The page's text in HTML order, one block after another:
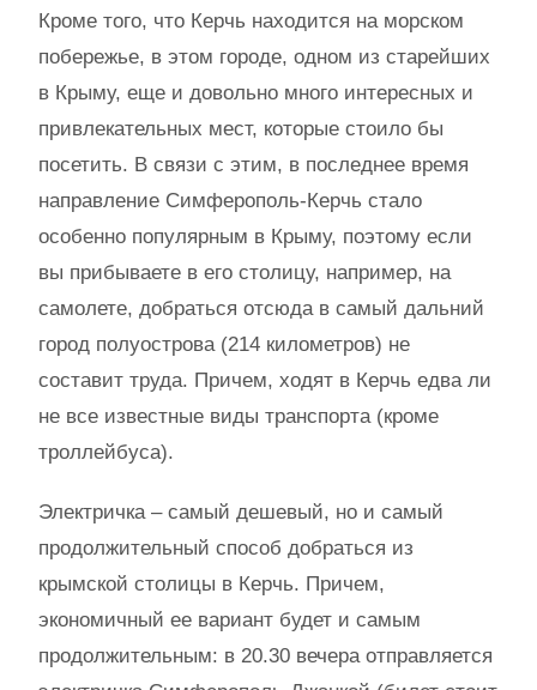
Кроме того, что Керчь находится на морском
побережье, в этом городе, одном из старейших
в Крыму, еще и довольно много интересных и
привлекательных мест, которые стоило бы
посетить. В связи с этим, в последнее время
направление Симферополь-Керчь стало
особенно популярным в Крыму, поэтому если
вы прибываете в его столицу, например, на
самолете, добраться отсюда в самый дальний
город полуострова (214 километров) не
составит труда. Причем, ходят в Керчь едва ли
не все известные виды транспорта (кроме
троллейбуса).
Электричка – самый дешевый, но и самый
продолжительный способ добраться из
крымской столицы в Керчь. Причем,
экономичный ее вариант будет и самым
продолжительным: в 20.30 вечера отправляется